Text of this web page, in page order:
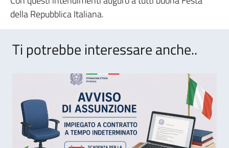
della Repubblica Italiana.
Ti potrebbe interessare anche..